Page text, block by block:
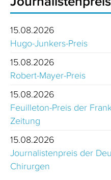
15.08.2026
Hugo-Junkers-Preis
15.08.2026
Robert-Mayer-Preis
15.08.2026
Feuilleton-Preis der
Zeitung
15.08.2026
Journalistenpreis der
Chirurgen